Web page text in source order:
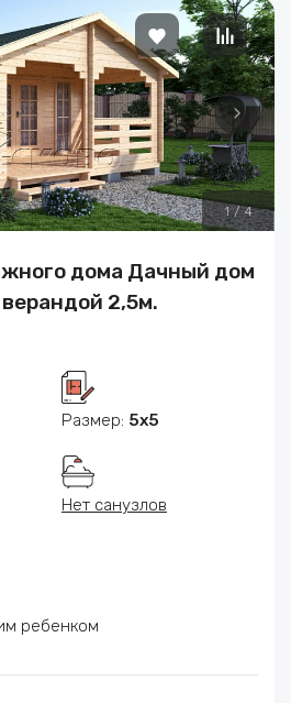
1 / 4
дома Дачный дом
2,5м.
Размер: 5x5
Нет санузлов
ребенком